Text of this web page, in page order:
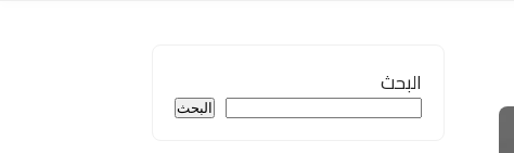
البحث
البحث